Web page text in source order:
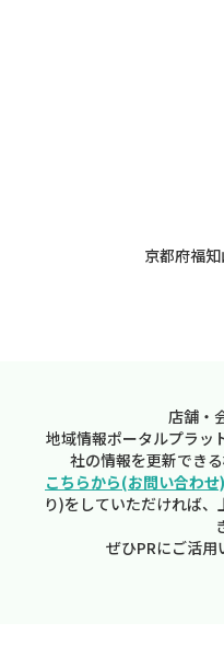
京都府福
店舗・
地域情報ポータルプラッ
社の情報を更新でき
こちらから(お問い合わせ)
り)をしていただければ
ぜひPRにご活用